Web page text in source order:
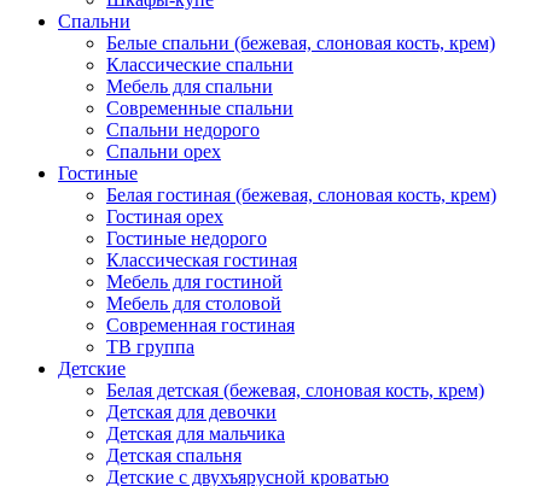
Спальни
Белые спальни (бежевая, слоновая кость, крем)
Классические спальни
Мебель для спальни
Современные спальни
Спальни недорого
Спальни орех
Гостиные
Белая гостиная (бежевая, слоновая кость, крем)
Гостиная орех
Гостиные недорого
Классическая гостиная
Мебель для гостиной
Мебель для столовой
Современная гостиная
ТВ группа
Детские
Белая детская (бежевая, слоновая кость, крем)
Детская для девочки
Детская для мальчика
Детская спальня
Детские с двухъярусной кроватью